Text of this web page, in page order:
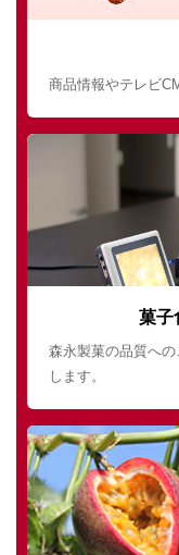
商品情報やテレビ
菓子
森永製菓の品質へ
します。